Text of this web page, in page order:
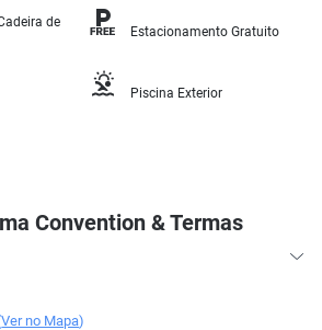
Convention & Termas
Ver no Mapa)
de
Estacionamento Gratuito
Piscina Exterior